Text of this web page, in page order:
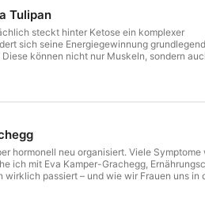
👉 Zum E-Book
Tulipan
steckt hinter Ketose ein komplexer
sich seine Energiegewinnung
können nicht nur Muskeln, sondern
In dieser Folge spreche ich mit Biologin,
der Unterschied
Gehirn besonders gut auf Ketone
auf Hormone und Stoffwechsel auswirken
sein kann – und für wen eher nicht.Diese
steckt – jenseits von Trends und
hormonell neu organisiert. Viele Symptome
ich mit Eva Kamper-Grachegg,
passiert – und wie wir Frauen uns in
Kontrolle hin zu Versorgung – wie echte